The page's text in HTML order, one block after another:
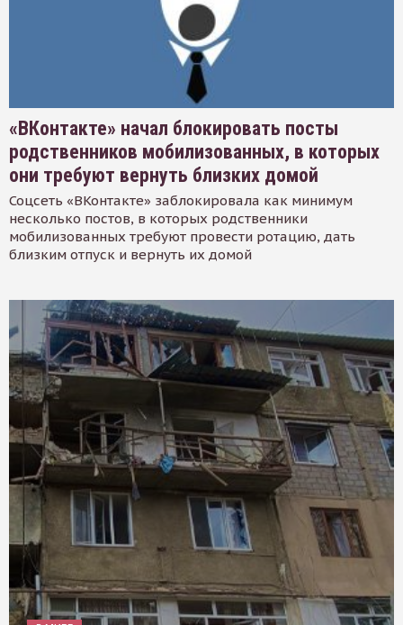
«ВКонтакте» начал блокировать посты
родственников мобилизованных, в которых
они требуют вернуть близких домой
Соцсеть «ВКонтакте» заблокировала как минимум
несколько постов, в которых родственники
мобилизованных требуют провести ротацию, дать
близким отпуск и вернуть их домой